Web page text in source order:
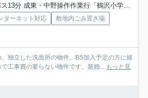
成東・中野操作作業行「鶴沢小学校前」 停歩2分
ターネット対応
敷地内ごみ置き場
独立した洗面所の物件。BS加入予定の方に嬉
工事費の要らない物件です。新婚... もっと見